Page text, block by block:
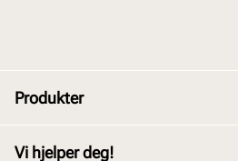
Produkter
Vi hjelper deg!